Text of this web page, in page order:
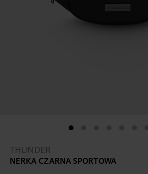
THUNDER
NERKA CZARNA SPORTOWA